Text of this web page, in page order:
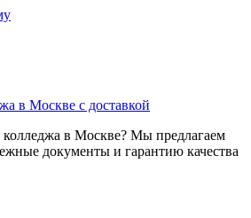
в Москве с доставкой
в Москве? Мы предлагаем
документы и гарантию качества